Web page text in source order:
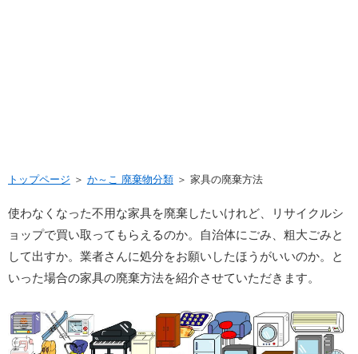
トップページ ＞ か～こ 廃棄物分類＞ 家具の廃棄方法
使わなくなった不用な家具を廃棄したいけれど、リサイクルシ
ョップで買い取ってもらえるのか。自治体にごみ、粗大ごみと
して出すか。業者さんに処分をお願いしたほうがいいのか。と
いった場合の家具の廃棄方法を紹介させていただきます。